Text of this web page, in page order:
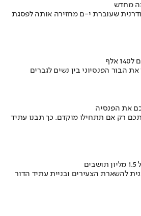
מחדש
שעוברת י-ם מחזירה אותה לפסגת
הבור הפנסיוני בין נשים לגברים
את הפנסיה
רק אם תתחילו מוקדם. כך תבנו עתיד
להשארת הצעירים ובניית עתיד הדור